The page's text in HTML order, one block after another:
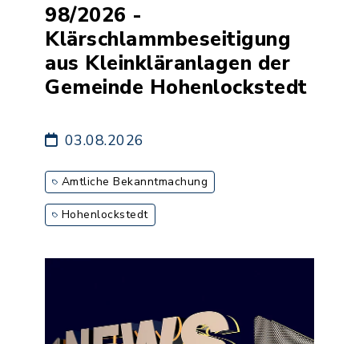
98/2026 -
Klärschlammbeseitigung
aus Kleinkläranlagen der
Gemeinde Hohenlockstedt
03.08.2026
Amtliche Bekanntmachung
Hohenlockstedt